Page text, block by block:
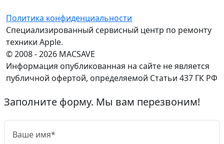
Политика конфиденциальности
Специализированный сервисный центр по ремонту
техники Apple.
© 2008 - 2026 MACSAVE
Информация опубликованная на сайте не является
публичной офертой, определяемой Статьи 437 ГК РФ
Заполните форму. Мы вам перезвоним!